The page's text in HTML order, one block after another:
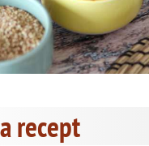
recept